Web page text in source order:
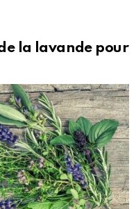
la lavande pour